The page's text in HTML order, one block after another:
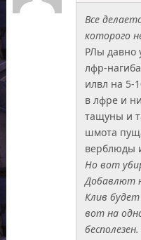
Все
которого
РЛы давно
лфр-
илвл на 5-
в лфре и
тащуны и
шмота
верблюды
Но вот
Добавлют
Клив
вот на